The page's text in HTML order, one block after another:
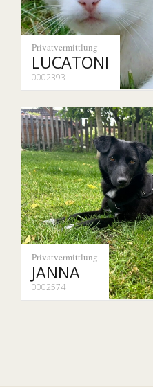
Privatvermittlung
LUCATONI
0002393
Privatvermittlung
JANNA
0002574